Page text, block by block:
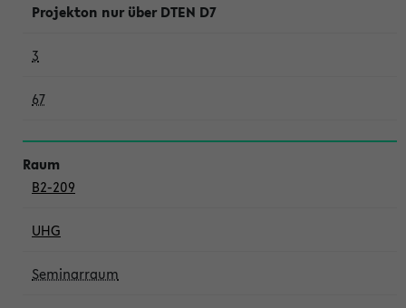
Projekton nur über DTEN D7
3
67
B2-209
UHG
Seminarraum